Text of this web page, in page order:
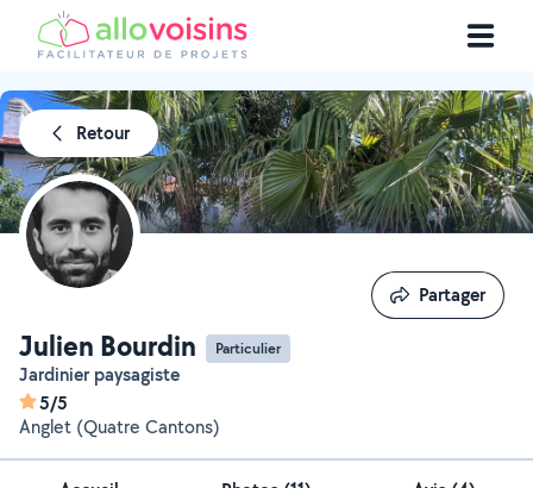
Retour
Julien Bourdin Particulier
Jardinier paysagiste
5/5
Anglet (Quatre Cantons)
Partager
Partager